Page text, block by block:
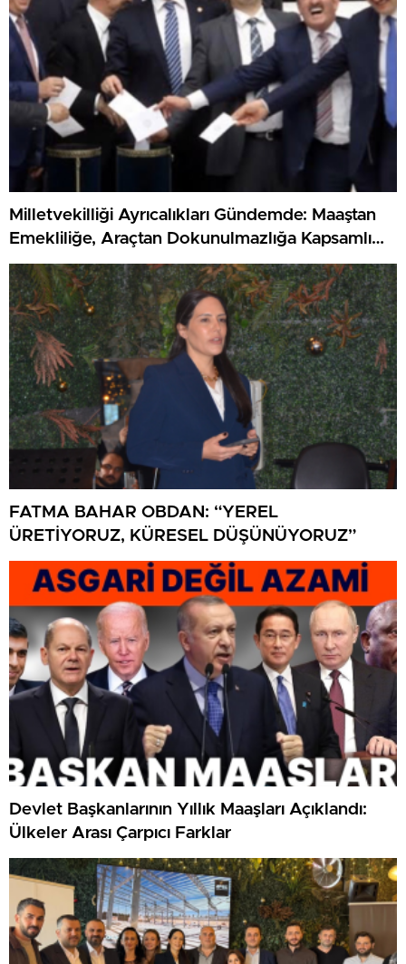
Milletvekilliği Ayrıcalıkları Gündemde: Maaştan
Emekliliğe, Araçtan Dokunulmazlığa Kapsamlı
Haklar Listesi
FATMA BAHAR OBDAN: “YEREL
ÜRETİYORUZ, KÜRESEL DÜŞÜNÜYORUZ”
Devlet Başkanlarının Yıllık Maaşları Açıklandı:
Ülkeler Arası Çarpıcı Farklar